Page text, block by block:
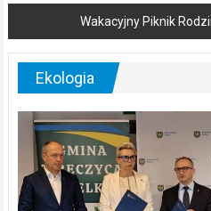
Wakacyjny Piknik
Ekologia